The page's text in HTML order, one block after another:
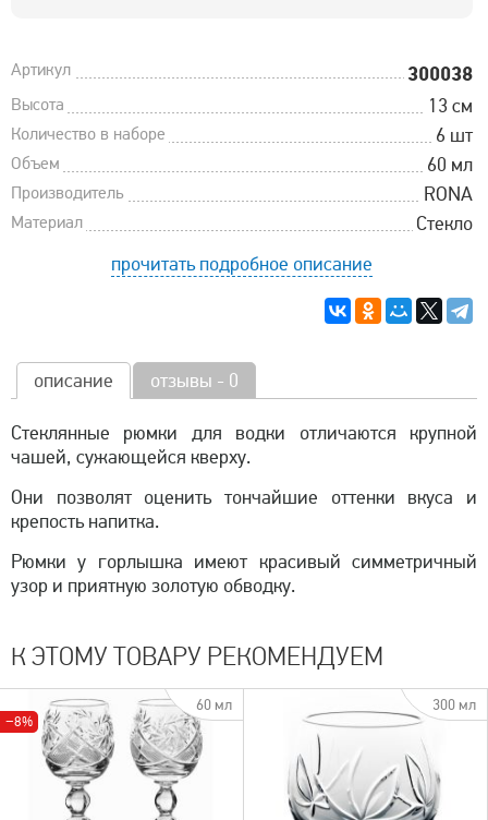
Артикул 300038
Высота 13 см
Количество в наборе 6 шт
Объем 60 мл
Производитель RONA
Материал
Стекло
прочитать подробное описание
описание отзывы - 0
Cтеклянные рюмки для водки отличаются крупной
чашей, сужающейся кверху.
Они позволят оценить тончайшие оттенки вкуса и
крепость напитка.
Рюмки у горлышка имеют красивый симметричный
узор и приятную золотую обводку.
К ЭТОМУ ТОВАРУ РЕКОМЕНДУЕМ
−8%
60 мл 300 мл